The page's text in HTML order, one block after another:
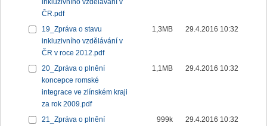
inkluzivního vzdělávání v
ČR.pdf
19_Zpráva o stavu
inkluzivního vzdělávání v
ČR v roce 2012.pdf
1,3MB 29.4.2016 10:32
20_Zpráva o plnění
koncepce romské
integrace ve zlínském kraji
za rok 2009.pdf
1,1MB 29.4.2016 10:32
21_Zpráva o plnění
999k 29.4.2016 10:32